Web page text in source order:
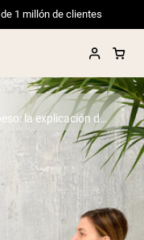
1 millón de clientes
Recomposición corporal vs pérdida de peso: la explicación de un nutricionista